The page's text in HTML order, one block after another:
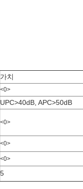
가치
<0>
UPC>40dB, APC>50dB
<0>
<0>
<0>
5